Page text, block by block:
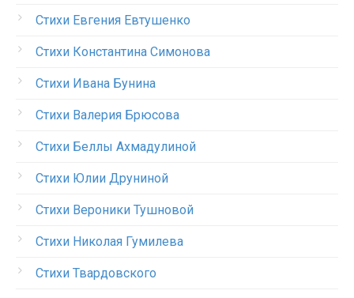
Стихи Евгения Евтушенко
Стихи Константина Симонова
Стихи Ивана Бунина
Стихи Валерия Брюсова
Стихи Беллы Ахмадулиной
Стихи Юлии Друниной
Стихи Вероники Тушновой
Стихи Николая Гумилева
Стихи Твардовского